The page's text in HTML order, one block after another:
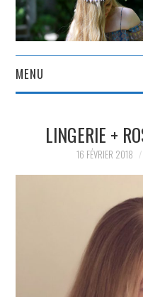
MENU
DANS MON BLOG, JE
PARTAGER MES
TROUVAILLES ET MES
ENVIES DANS LA
LUXE ET LA BEAUTÉ
LINGERIE +
16 FÉVRIER 2018